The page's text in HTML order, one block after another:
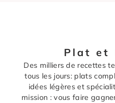
Plat et
Des milliers de recettes
tous les jours: plats
idées légères et
mission : vous faire